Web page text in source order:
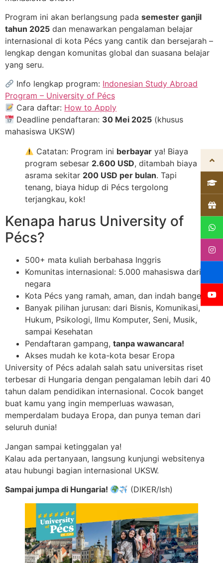
Program ini akan berlangsung pada semester ganjil
tahun 2025 dan menawarkan pengalaman belajar
internasional di kota Pécs yang cantik dan bersejarah –
lengkap dengan komunitas global dan suasana belajar
yang seru.
Info lengkap program: Indonesian Study Abroad
Program – University of Pécs
Cara daftar: How to Apply
Deadline pendaftaran: 30 Mei 2025 (khusus
mahasiswa UKSW)
Catatan: Program ini berbayar ya! Biaya
program sebesar 2.600 USD, ditambah biaya
asrama sekitar 200 USD per bulan. Tapi
tenang, biaya hidup di Pécs tergolong
terjangkau, kok!
Kenapa harus University of
Pécs?
500+ mata kuliah berbahasa Inggris
Komunitas internasional: 5.000 mahasiswa dari 130
negara
Kota Pécs yang ramah, aman, dan indah banget!
Banyak pilihan jurusan: dari Bisnis, Komunikasi,
Hukum, Psikologi, Ilmu Komputer, Seni, Musik,
sampai Kesehatan
Pendaftaran gampang, tanpa wawancara!
Akses mudah ke kota-kota besar Eropa
University of Pécs adalah salah satu universitas riset
terbesar di Hungaria dengan pengalaman lebih dari 40
tahun dalam pendidikan internasional. Cocok banget
buat kamu yang ingin memperluas wawasan,
memperdalam budaya Eropa, dan punya teman dari
seluruh dunia!
Jangan sampai ketinggalan ya!
Kalau ada pertanyaan, langsung kunjungi websitenya
atau hubungi bagian internasional UKSW.
Sampai jumpa di Hungaria!
(DIKER/Ish)